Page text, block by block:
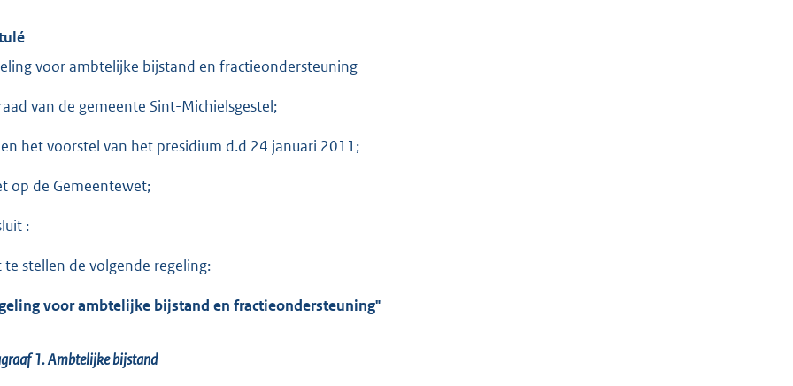
voor ambtelijke bijstand en fractieondersteuning
van de gemeente Sint-Michielsgestel;
het voorstel van het presidium d.d 24 januari 2011;
op de Gemeentewet;
:
te stellen de volgende regeling:
voor ambtelijke bijstand en fractieondersteuning"
1.Ambtelijke bijstand